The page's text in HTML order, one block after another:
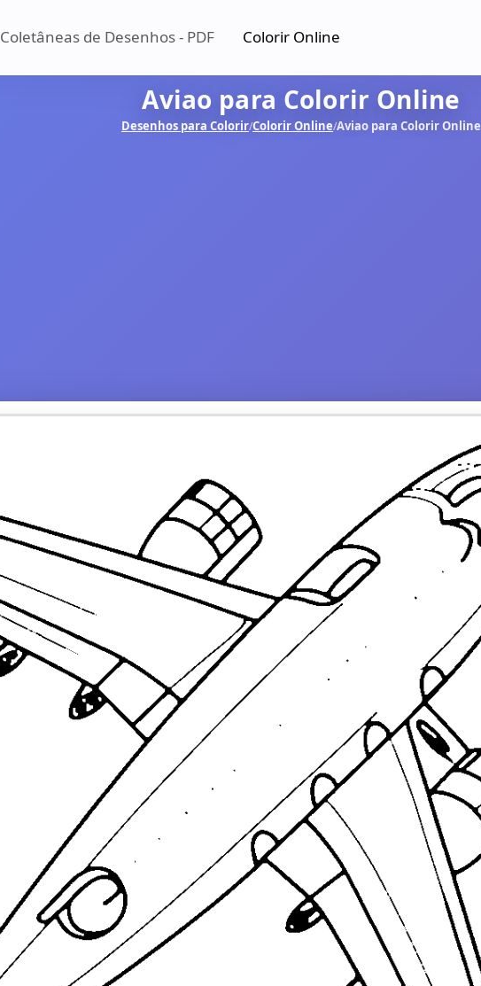
Coletâneas de Desenhos - PDF Colorir Online
Aviao para Colorir Online
Desenhos para Colorir/Colorir Online/Aviao para Colorir Online